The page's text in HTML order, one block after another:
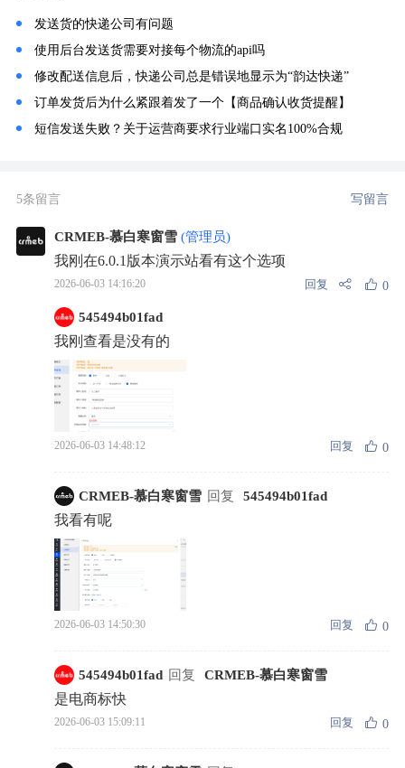
发送货的快递公司有问题
使用后台发送货需要对接每个物流的api吗
修改配送信息后，快递公司总是错误地显示为“韵达快递”
订单发货后为什么紧跟着发了一个【商品确认收货提醒】
短信发送失败？关于运营商要求行业端口实名100%合规
5条留言 写留言
CRMEB-慕白寒窗雪 (管理员)
我刚在6.0.1版本演示站看有这个选项
2026-06-03 14:16:20 回复 0
545494b01fad
我刚查看是没有的
2026-06-03 14:48:12 回复 0
CRMEB-慕白寒窗雪 回复 545494b01fad
我看有呢
2026-06-03 14:50:30 回复 0
545494b01fad 回复 CRMEB-慕白寒窗雪
是电商标快
2026-06-03 15:09:11 回复 0